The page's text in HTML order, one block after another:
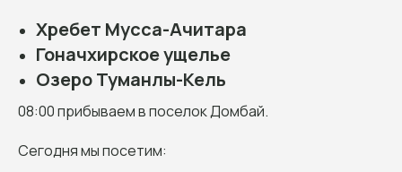
Хребет Мусса-Ачитара
Гоначхирское ущелье
Озеро Туманлы-Кель
08:00 прибываем в поселок Домбай.
Сегодня мы посетим: